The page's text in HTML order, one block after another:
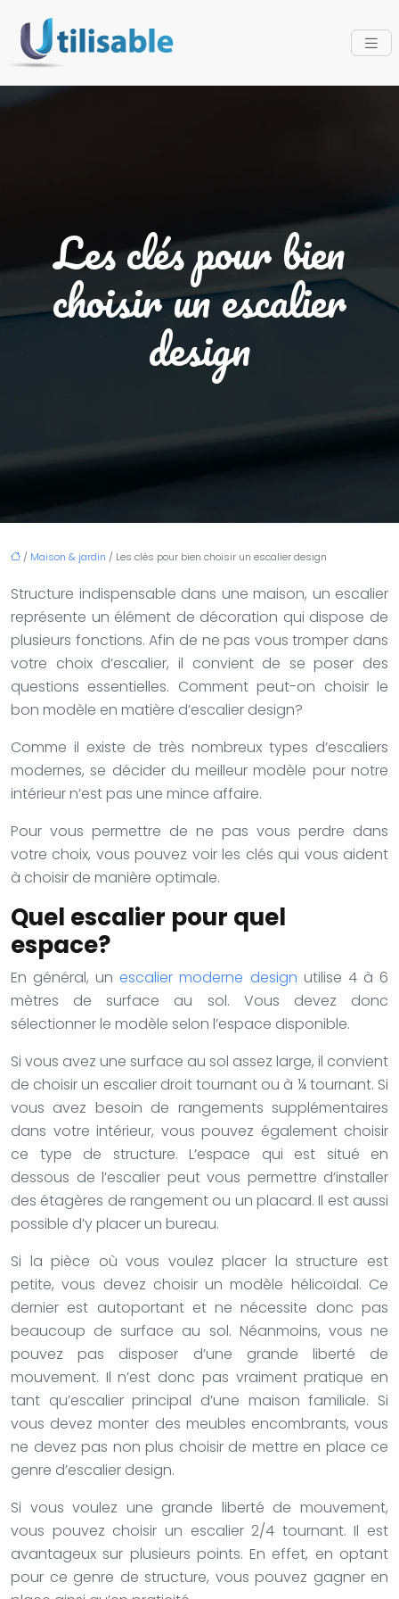
Les clés pour bien
choisir un escalier
design
/ Maison & jardin / Les clés pour bien choisir un escalier design
Structure indispensable dans une maison, un escalier
représente un élément de décoration qui dispose de
plusieurs fonctions. Afin de ne pas vous tromper dans
votre choix d’escalier, il convient de se poser des
questions essentielles. Comment peut-on choisir le
bon modèle en matière d’escalier design?
Comme il existe de très nombreux types d’escaliers
modernes, se décider du meilleur modèle pour notre
intérieur n’est pas une mince affaire.
Pour vous permettre de ne pas vous perdre dans
votre choix, vous pouvez voir les clés qui vous aident
à choisir de manière optimale.
Quel escalier pour quel
espace?
En général, unescalier moderne design utilise 4 à 6
mètres de surface au sol. Vous devez donc
sélectionner le modèle selon l’espace disponible.
Si vous avez une surface au sol assez large, il convient
de choisir un escalier droit tournant ou à ¼ tournant. Si
vous avez besoin de rangements supplémentaires
dans votre intérieur, vous pouvez également choisir
ce type de structure. L’espace qui est situé en
dessous de l’escalier peut vous permettre d’installer
des étagères de rangement ou un placard. Il est aussi
possible d’y placer un bureau.
Si la pièce où vous voulez placer la structure est
petite, vous devez choisir un modèle hélicoïdal. Ce
dernier est autoportant et ne nécessite donc pas
beaucoup de surface au sol. Néanmoins, vous ne
pouvez pas disposer d’une grande liberté de
mouvement. Il n’est donc pas vraiment pratique en
tant qu’escalier principal d’une maison familiale. Si
vous devez monter des meubles encombrants, vous
ne devez pas non plus choisir de mettre en place ce
genre d’escalier design.
Si vous voulez une grande liberté de mouvement,
vous pouvez choisir un escalier 2/4 tournant. Il est
avantageux sur plusieurs points. En effet, en optant
pour ce genre de structure, vous pouvez gagner en